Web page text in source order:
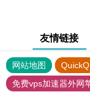
友情链接
网站地图 QuickQ
免费vps加速器外网